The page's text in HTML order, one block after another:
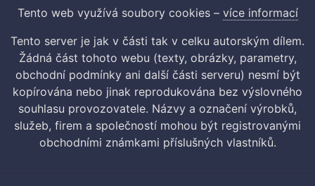
Tento web využívá soubory cookies – více informací
Tento server je jak v části tak v celku autorským dílem.
Žádná část tohoto webu (texty, obrázky, parametry,
obchodní podmínky ani další části serveru) nesmí být
kopírována nebo jinak reprodukována bez výslovného
souhlasu provozovatele. Názvy a označení výrobků,
služeb, firem a společností mohou být registrovanými
obchodními známkami příslušných vlastníků.